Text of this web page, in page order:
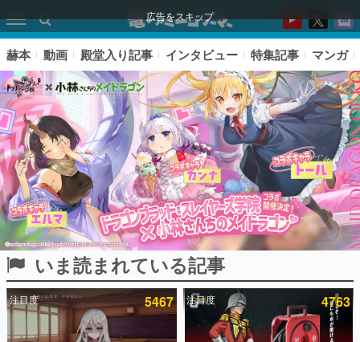
広告をスキップ
ピックアップ
電ファミのいま読まれている記事ランキング
赫本 動画 殿堂入り記事 インタビュー 特集記事 マンガ
いま読まれている記事
注目度 5467 注目度 4763